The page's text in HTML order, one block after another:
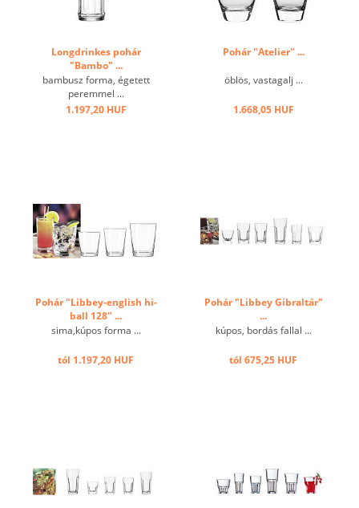
Longdrinkes pohár
"Bambo" ...
bambusz forma, égetett
peremmel ...
1.197,20 HUF
Pohár "Atelier" ...
öblös, vastagalj ...
1.668,05 HUF
Pohár "Libbey-english hi-
ball 128" ...
sima,kúpos forma ...
tól 1.197,20 HUF
Pohár "Libbey Gibraltár"
...
kúpos, bordás fallal ...
tól 675,25 HUF